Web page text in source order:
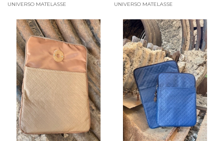
UNIVERSO MATELASSE UNIVERSO MATELASSE